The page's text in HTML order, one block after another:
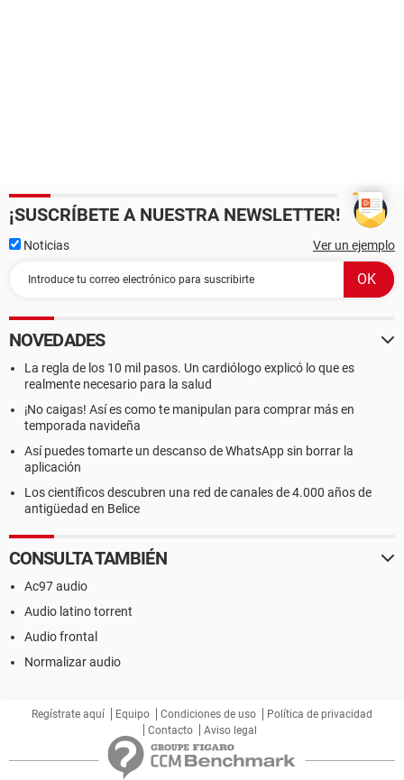
¡SUSCRÍBETE A NUESTRA NEWSLETTER!
Noticias Ver un ejemplo
NOVEDADES
La regla de los 10 mil pasos. Un cardiólogo explicó lo que es
realmente necesario para la salud
¡No caigas! Así es como te manipulan para comprar más en
temporada navideña
Así puedes tomarte un descanso de WhatsApp sin borrar la
aplicación
Los científicos descubren una red de canales de 4.000 años de
antigüedad en Belice
CONSULTA TAMBIÉN
Ac97 audio
Audio latino torrent
Audio frontal
Normalizar audio
Regístrate aquí Equipo Condiciones de uso
Política de privacidad
Contacto
Aviso legal